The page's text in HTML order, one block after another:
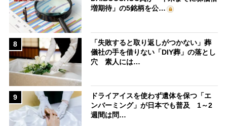
増期待」の5銘柄を公…
8
「失敗すると取り返しがつかない」葬
儀社の手を借りない「DIY葬」の落とし
穴 素人には…
9
ドライアイスを使わず遺体を保つ「エ
ンバーミング」が日本でも普及 1～2
週間は問…